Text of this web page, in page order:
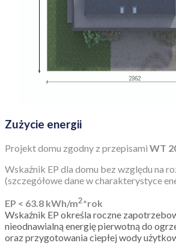
Zużycie energii
Projekt domu zgodny z przepisami WT
Wskaźnik EP dla domu bez względu na
(szczegółowe dane w charakterystyce
EP < 63.8 kWh/m2*rok
Wskaźnik EP określa roczne
nieodnawialną energię pierwotną do
oraz przygotowania ciepłej wody